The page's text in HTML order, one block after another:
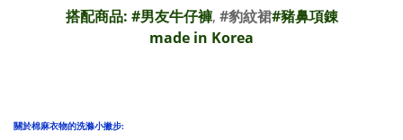
搭配商品: #男友牛仔褲, #豹紋裙#豬鼻項錬
made in Korea
關於棉麻衣物的洗滌小撇步: